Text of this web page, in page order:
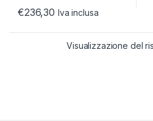
€236,30 Iva inclusa
Visualizzazione del